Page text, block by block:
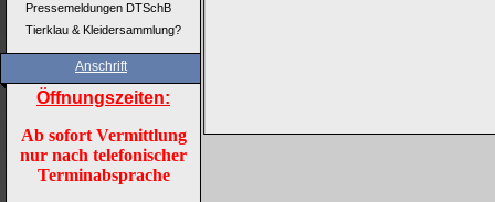
Pressemeldungen DTSchB
Tierklau & Kleidersammlung?
Anschrift
Öffnungszeiten:
Ab sofort Vermittlung
nur nach telefonischer
Terminabsprache